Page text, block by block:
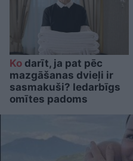
Ko darīt, ja pat pēc
mazgāšanas dvieļi ir
sasmakuši? Iedarbīgs
omītes padoms